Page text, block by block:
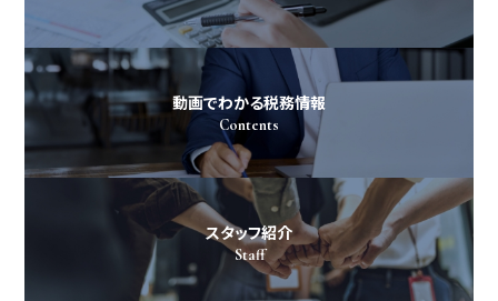
動画でわかる税務情報
Contents
スタッフ紹介
Staff